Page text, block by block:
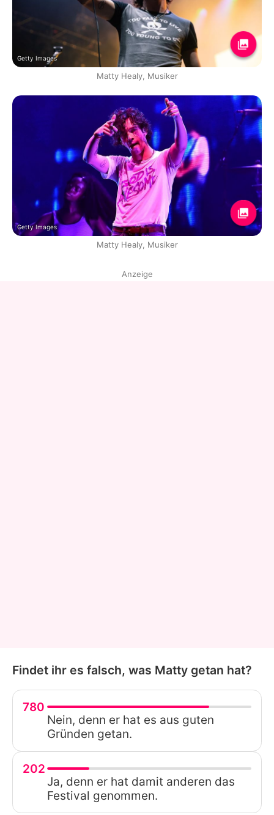
Getty Images
Matty Healy, Musiker
Getty Images
Matty Healy, Musiker
Anzeige
Findet ihr es falsch, was Matty getan hat?
780
Nein, denn er hat es aus guten
Gründen getan.
202
Ja, denn er hat damit anderen das
Festival genommen.